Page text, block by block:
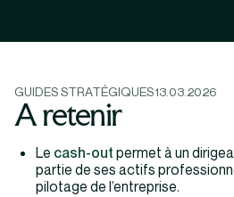
GUIDES STRATÉGIQUES13.03.2026
A retenir
Le cash-out permet à un
partie de ses actifs
pilotage de l’entreprise.